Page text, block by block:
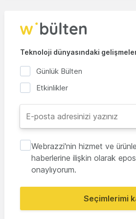
Teknoloji dünyasındaki
Günlük Bülten
Etkinlikler
Webrazzi'nin hizmet ve
haberlerine ilişkin olarak
onaylıyorum.
Seçimlerimi